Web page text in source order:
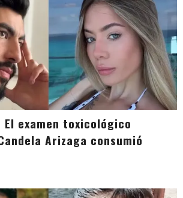
El examen toxicológico
Arizaga consumió